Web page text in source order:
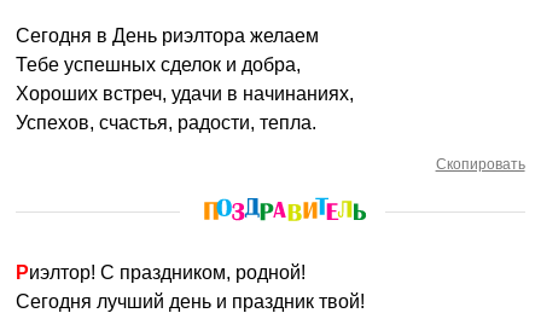
Сегодня в День риэлтора желаем
Тебе успешных сделок и добра,
Хороших встреч, удачи в начинаниях,
Успехов, счастья, радости, тепла.
Скопировать
Риэлтор! С праздником, родной!
Сегодня лучший день и праздник твой!